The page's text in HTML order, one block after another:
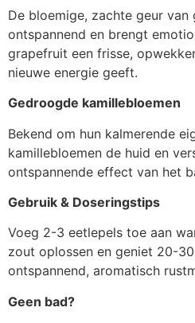
De bloemige, zachte geur van
ontspannend en brengt
grapefruit een frisse,
nieuwe energie geeft.
Gedroogde kamillebloemen
Bekend om hun kalmerende
kamillebloemen de huid en
ontspannende effect van het
Gebruik & Doseringstips
Voeg 2-3 eetlepels toe aan
zout oplossen en geniet 20-
ontspannend, aromatisch
Geen bad?